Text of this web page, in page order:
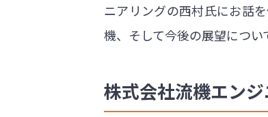
ニアリングの西村氏にお話
機、そして今後の展望につい
株式会社流機エン